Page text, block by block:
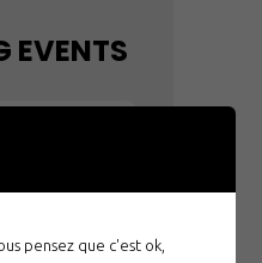
EVENTS
pensez que c'est ok,